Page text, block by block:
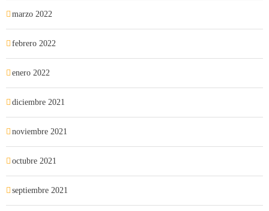
marzo 2022
febrero 2022
enero 2022
diciembre 2021
noviembre 2021
octubre 2021
septiembre 2021